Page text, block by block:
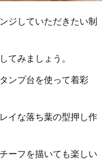
ジしていただきたい制
てみましょう。
ンプ台を使って着彩
イな落ち葉の型押し作
ーフを描いても楽しい